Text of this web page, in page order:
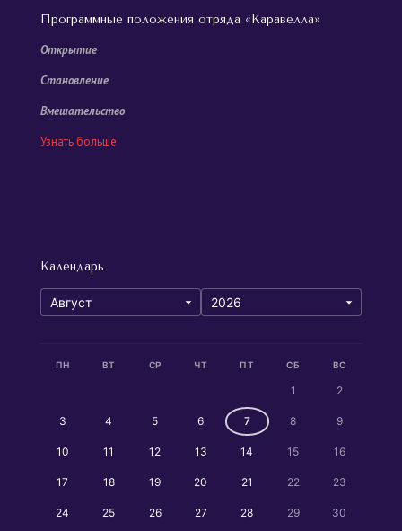
Программные положения отряда «Каравелла»
Открытие
Становление
Вмешательство
Узнать больше
Календарь
ПН ВТ СР ЧТ ПТ СБ ВС
1 2
3 4 5 6 7 8 9
10 11 12 13 14 15 16
17 18 19 20 21 22 23
24 25 26 27 28 29 30